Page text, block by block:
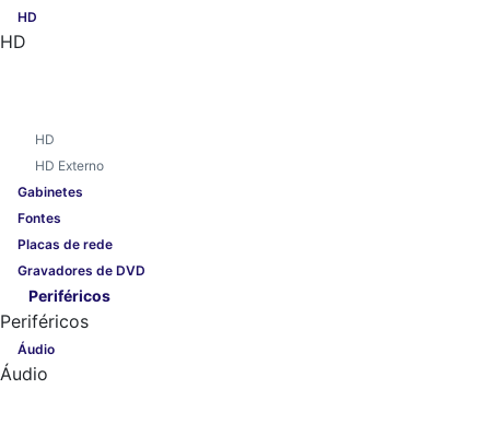
HD
HD
HD
HD Externo
Gabinetes
Fontes
Placas de rede
Gravadores de DVD
Periféricos
Periféricos
Áudio
Áudio